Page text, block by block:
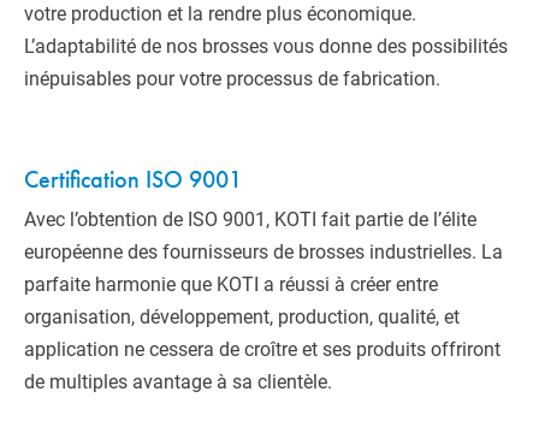
votre production et la rendre plus économique.
L’adaptabilité de nos brosses vous donne des possibilités
inépuisables pour votre processus de fabrication.
Certification ISO 9001
Avec l’obtention de ISO 9001, KOTI fait partie de l’élite
européenne des fournisseurs de brosses industrielles. La
parfaite harmonie que KOTI a réussi à créer entre
organisation, développement, production, qualité, et
application ne cessera de croître et ses produits offriront
de multiples avantage à sa clientèle.